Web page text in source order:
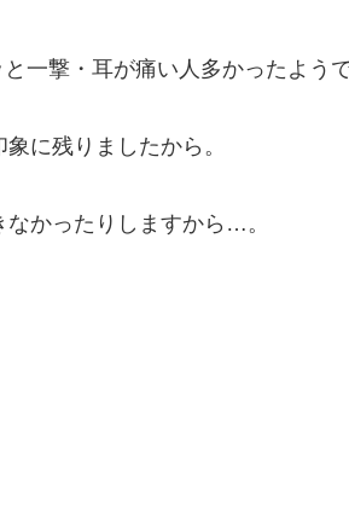
一撃・耳が痛い人多かったよう
に残りましたから。
かったりしますから…。